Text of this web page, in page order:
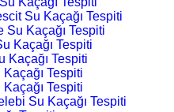
Su Kaçağı Tespiti
Su Kaçağı Tespiti
Kaçağı Tespiti
Kaçağı Tespiti
Kaçağı Tespiti
Tespiti
Su Kaçağı Tespiti